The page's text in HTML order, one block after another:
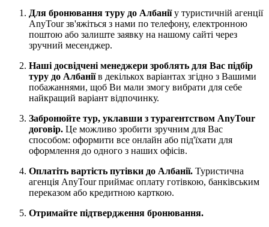
Для бронювання туру до Албаніїу туристичній агенції
AnyTour зв'яжіться з нами по телефону, електронною
поштою або залиште заявку на нашому сайті через
зручний месенджер.
Наші досвідчені менеджери зроблять для Вас підбір
туру до Албаніїв декількох варіантах згідно з Вашими
побажаннями, щоб Ви мали змогу вибрати для себе
найкращий варіант відпочинку.
Забронюйте тур, уклавши з турагентством AnyTour
договір. Це можливо зробити зручним для Вас
способом: оформити все онлайн або під'їхати для
оформлення до одного з наших офісів.
Оплатіть вартість путівки до Албанії. Туристична
агенція AnyTour приймає оплату готівкою, банківським
переказом або кредитною карткою.
Отримайте підтвердження бронювання.